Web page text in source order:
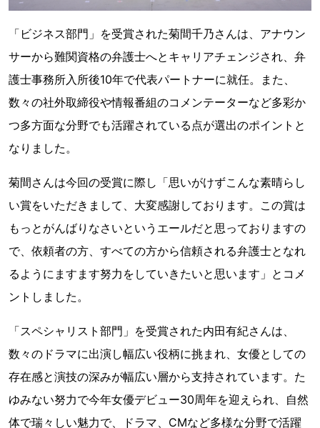
「ビジネス部門」を受賞された菊間千乃さんは、アナウン
サーから難関資格の弁護士へとキャリアチェンジされ、弁
護士事務所入所後10年で代表パートナーに就任。また、
数々の社外取締役や情報番組のコメンテーターなど多彩か
つ多方面な分野でも活躍されている点が選出のポイントと
なりました。
菊間さんは今回の受賞に際し「思いがけずこんな素晴らし
い賞をいただきまして、大変感謝しております。この賞は
もっとがんばりなさいというエールだと思っておりますの
で、依頼者の方、すべての方から信頼される弁護士となれ
るようにますます努力をしていきたいと思います」とコメ
ントしました。
「スペシャリスト部門」を受賞された内田有紀さんは、
数々のドラマに出演し幅広い役柄に挑まれ、女優としての
存在感と演技の深みが幅広い層から支持されています。た
ゆみない努力で今年女優デビュー30周年を迎えられ、自然
体で瑞々しい魅力で、ドラマ、CMなど多様な分野で活躍